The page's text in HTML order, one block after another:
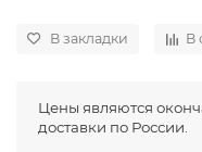
В закладки В
Цены являются
доставки по России.